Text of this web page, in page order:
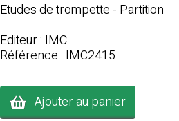
Etudes de trompette - Partition
Editeur : IMC
Référence : IMC2415
Ajouter au panier